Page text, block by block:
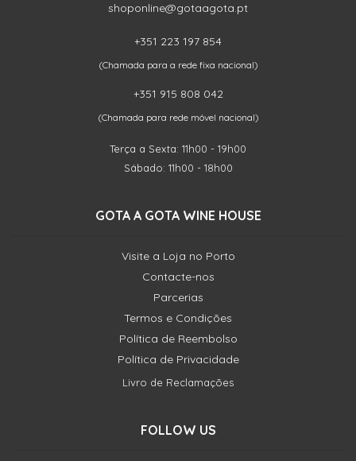
shoponline@gotaagota.pt
+351 223 197 854
(Chamada para a rede fixa nacional)
+351 915 808 042
(Chamada para rede móvel nacional)
Terça a Sexta: 11h00 - 19h00
Sábado: 11h00 - 18h00
GOTA A GOTA WINE HOUSE
Visite a Loja no Porto
Contacte-nos
Parcerias
Termos e Condições
Política de Reembolso
Política de Privacidade
Livro de Reclamações
FOLLOW US